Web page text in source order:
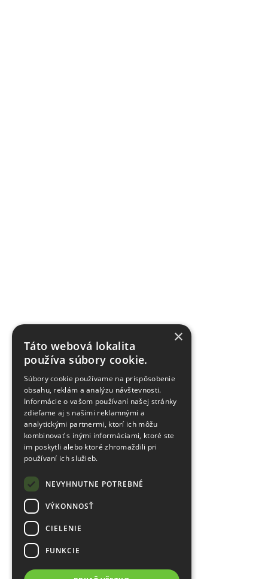
×
Táto webová lokalita
používa súbory cookie.
Súbory cookie používame na prispôsobenie
obsahu, reklám a analýzu návštevnosti.
Informácie o vašom používaní našej stránky
zdieľame aj s našimi reklamnými a
analytickými partnermi, ktorí ich môžu
kombinovať s inými informáciami, ktoré ste
im poskytli alebo ktoré zhromaždili pri
používaní ich služieb.
NEVYHNUTNE POTREBNÉ
VÝKONNOSŤ
CIELENIE
FUNKCIE